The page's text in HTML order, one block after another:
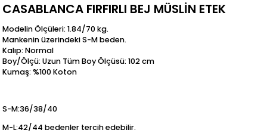
CASABLANCA FIRFIRLI BEJ MÜSLİN ETEK
Modelin Ölçüleri: 1.84/70 kg.
Mankenin üzerindeki S-M beden.
Kalıp: Normal
Boy/Ölçü: Uzun Tüm Boy Ölçüsü: 102 cm
Kumaş: %100 Koton
S-M:36/38/40
M-L:42/44 bedenler tercih edebilir.